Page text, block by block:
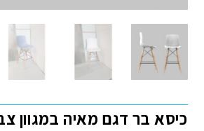
כיסא בר דגם מאיה במגוון